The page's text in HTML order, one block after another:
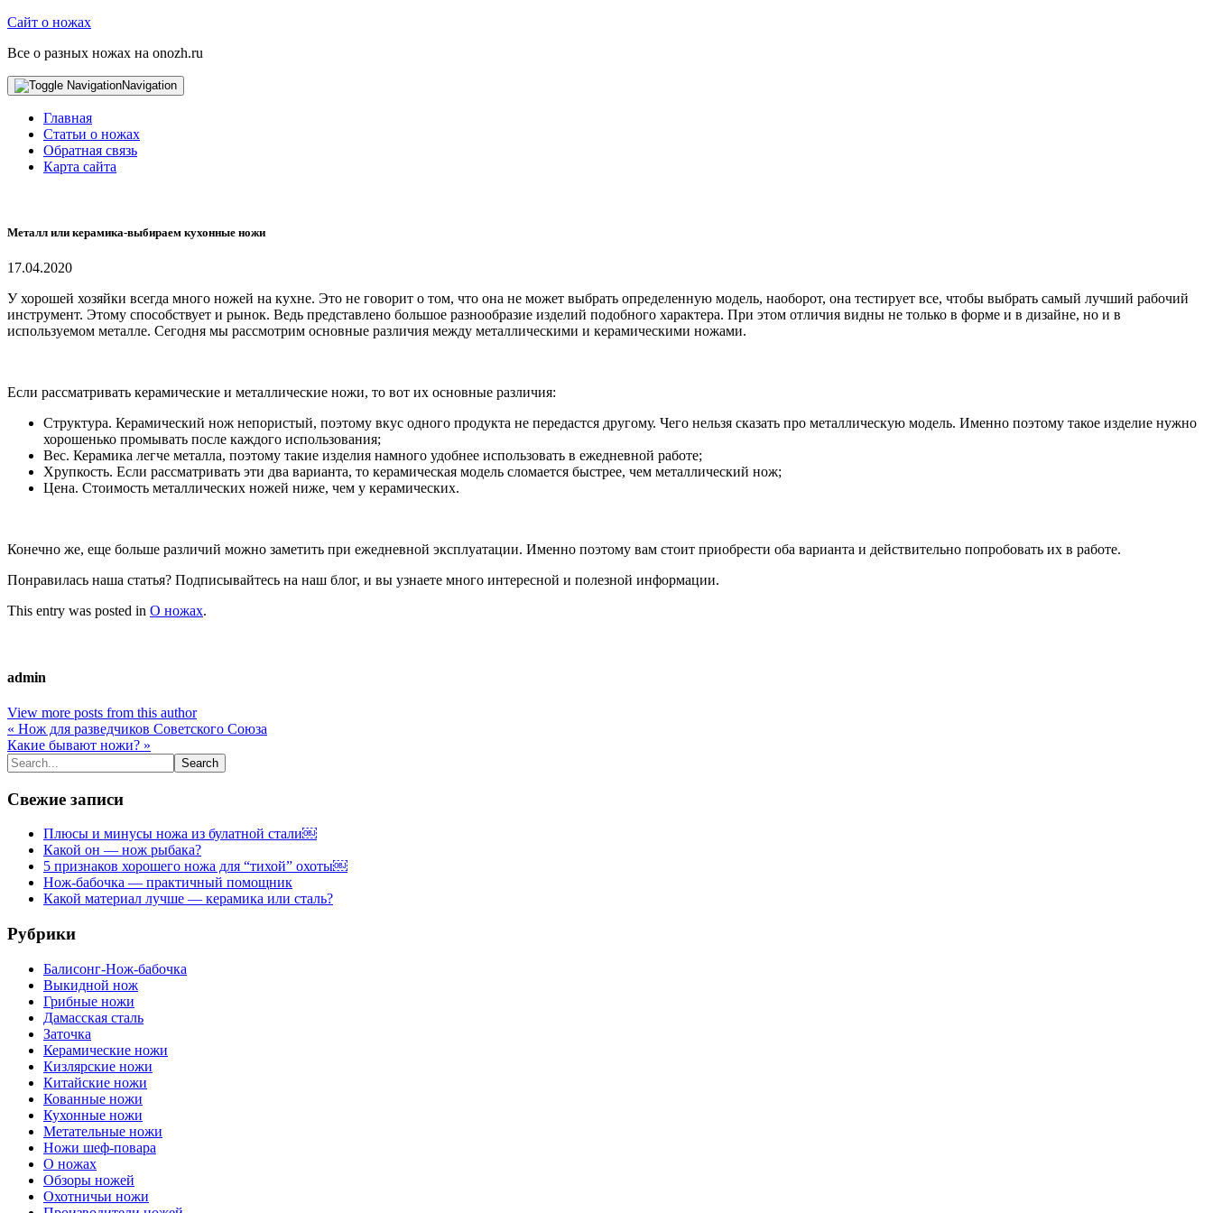
Сайт о ножах
Все о разных ножах на onozh.ru
Navigation
Главная
Статьи о ножах
Обратная связь
Карта сайта
Металл или керамика-выбираем кухонные ножи
17.04.2020
У хорошей хозяйки всегда много ножей на кухне. Это не говорит о том, что она не может выбрать определенную модель, наоборот, она тестирует все, чтобы выбрать самый лучший рабочий
инструмент. Этому способствует и рынок. Ведь представлено большое разнообразие изделий подобного характера. При этом отличия видны не только в форме и в дизайне, но и в
используемом металле. Сегодня мы рассмотрим основные различия между металлическими и керамическими ножами.
Если рассматривать керамические и металлические ножи, то вот их основные различия:
Структура. Керамический нож непористый, поэтому вкус одного продукта не передастся другому. Чего нельзя сказать про металлическую модель. Именно поэтому такое изделие нужно
хорошенько промывать после каждого использования;
Вес. Керамика легче металла, поэтому такие изделия намного удобнее использовать в ежедневной работе;
Хрупкость. Если рассматривать эти два варианта, то керамическая модель сломается быстрее, чем металлический нож;
Цена. Стоимость металлических ножей ниже, чем у керамических.
Конечно же, еще больше различий можно заметить при ежедневной эксплуатации. Именно поэтому вам стоит приобрести оба варианта и действительно попробовать их в работе.
Понравилась наша статья? Подписывайтесь на наш блог, и вы узнаете много интересной и полезной информации.
This entry was posted in О ножах.
admin
View more posts from this author
« Нож для разведчиков Советского Союза
Какие бывают ножи? »
Свежие записи
Плюсы и минусы ножа из булатной стали￼
Какой он — нож рыбака?
5 признаков хорошего ножа для “тихой” охоты￼
Нож-бабочка — практичный помощник
Какой материал лучше — керамика или сталь?
Рубрики
Балисонг-Нож-бабочка
Выкидной нож
Грибные ножи
Дамасская сталь
Заточка
Керамические ножи
Кизлярские ножи
Китайские ножи
Кованные ножи
Кухонные ножи
Метательные ножи
Ножи шеф-повара
О ножах
Обзоры ножей
Охотничьи ножи